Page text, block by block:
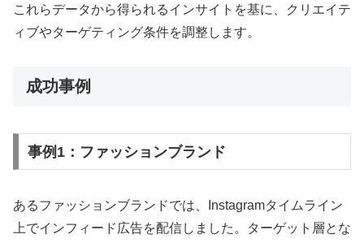
これらデータから得られるインサイトを基に、クリエイテ
ィブやターゲティング条件を調整します。
成功事例
事例1：ファッションブランド
あるファッションブランドでは、Instagramタイムライン
上でインフィード広告を配信しました。ターゲット層とな